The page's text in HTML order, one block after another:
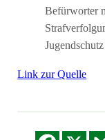
Befürworter
Link zur Quelle